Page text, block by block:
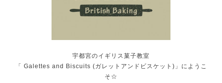
宇都宮のイギリス菓子教室
「 Galettes and Biscuits (ガレットアンドビスケット)」にようこ
そ☆